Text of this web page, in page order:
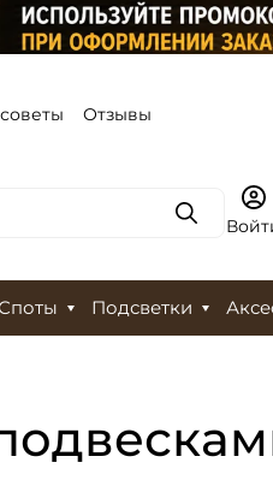
Отзывы
Поиск
Споты Подсветки